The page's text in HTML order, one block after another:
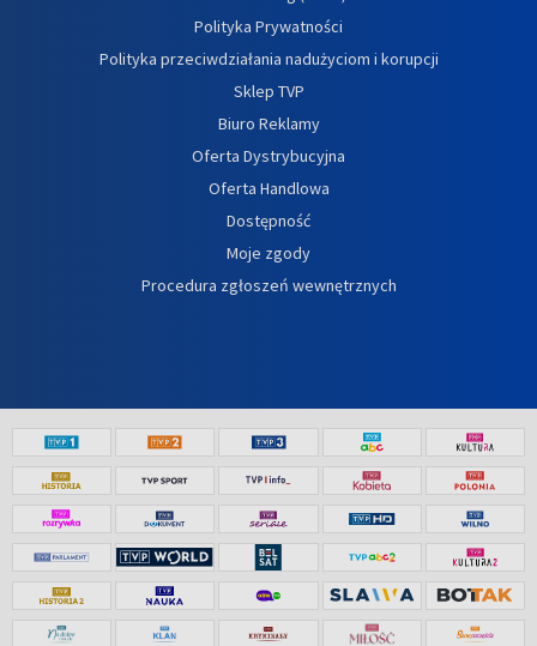
Polityka Prywatności
Polityka przeciwdziałania nadużyciom i korupcji
Sklep TVP
Biuro Reklamy
Oferta Dystrybucyjna
Oferta Handlowa
Dostępność
Moje zgody
Procedura zgłoszeń wewnętrznych